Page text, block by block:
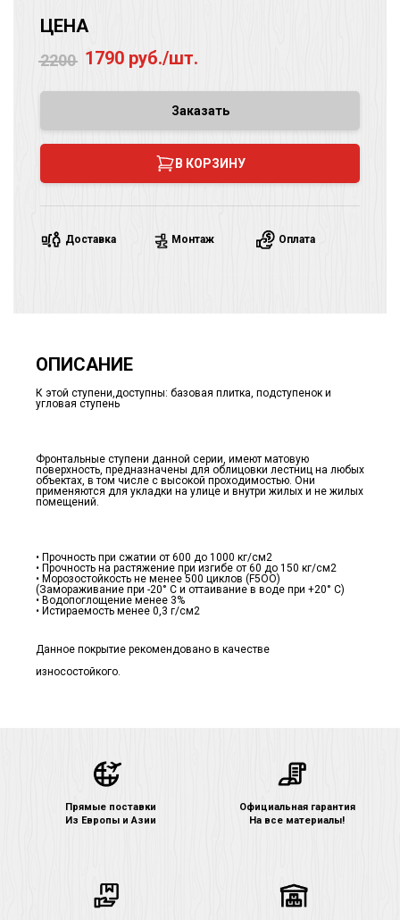
ЦЕНА
2200 1790 руб./шт.
Заказать
В КОРЗИНУ
Доставка Монтаж Оплата
ОПИСАНИЕ
К этой ступени,доступны: базовая плитка, подступенок и
угловая ступень
Фронтальные ступени данной серии, имеют матовую
поверхность, предназначены для облицовки лестниц на любых
объектах, в том числе с высокой проходимостью. Они
применяются для укладки на улице и внутри жилых и не жилых
помещений.
• Прочность при сжатии от 600 до 1000 кг/см2
• Прочность на растяжение при изгибе от 60 до 150 кг/см2
• Морозостойкость не менее 500 циклов (F5ОО)
(Замораживание при -20° С и оттаивание в воде при +20° С)
• Водопоглощение менее 3%
• Истираемость менее 0,3 г/см2
Данное покрытие рекомендовано в качестве
износостойкого.
Прямые поставки
Из Европы и Азии
Официальная гарантия
На все материалы!